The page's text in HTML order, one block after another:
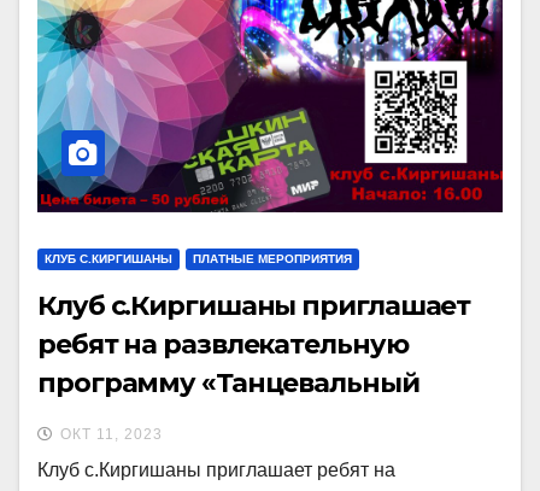
КЛУБ С.КИРГИШАНЫ ПЛАТНЫЕ МЕРОПРИЯТИЯ
Клуб с.Киргишаны приглашает
ребят на развлекательную
программу «Танцевальный
калейдоскоп»
ОКТ 11, 2023
Клуб с.Киргишаны приглашает ребят на